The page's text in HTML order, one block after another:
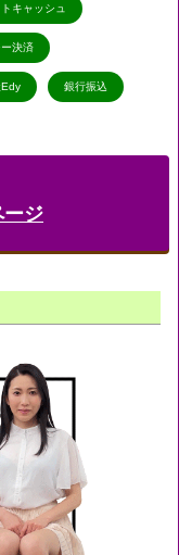
キャッシュ
決済
銀行振込
ージ